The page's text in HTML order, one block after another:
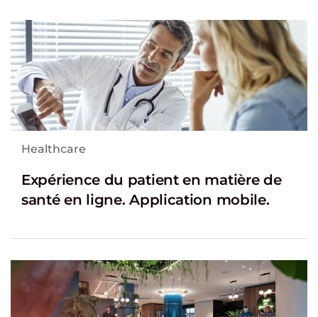
Healthcare
Expérience du patient en matière de
santé en ligne. Application mobile.